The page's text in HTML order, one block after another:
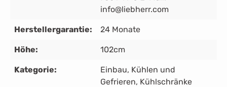
info@liebherr.com
Herstellergarantie: 24 Monate
Höhe: 102cm
Kategorie: Einbau, Kühlen und
Gefrieren, Kühlschränke